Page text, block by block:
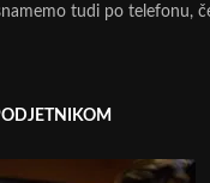
tudi po telefonu,